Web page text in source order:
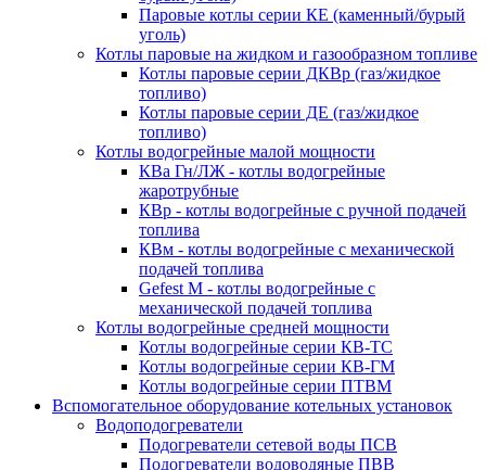
Паровые котлы серии КЕ (каменный/бурый
уголь)
Котлы паровые на жидком и газообразном топливе
Котлы паровые серии ДКВр (газ/жидкое
топливо)
Котлы паровые серии ДЕ (газ/жидкое
топливо)
Котлы водогрейные малой мощности
КВа Гн/ЛЖ - котлы водогрейные
жаротрубные
КВр - котлы водогрейные с ручной подачей
топлива
КВм - котлы водогрейные с механической
подачей топлива
Gefest M - котлы водогрейные с
механической подачей топлива
Котлы водогрейные средней мощности
Котлы водогрейные серии КВ-ТС
Котлы водогрейные серии КВ-ГМ
Котлы водогрейные серии ПТВМ
Вспомогательное оборудование котельных установок
Водоподогреватели
Подогреватели сетевой воды ПСВ
Подогреватели водоводяные ПВВ